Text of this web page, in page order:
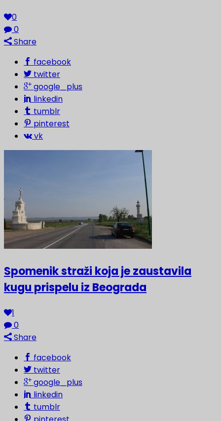
0
0
Share
facebook
twitter
google_plus
linkedin
tumblr
pinterest
vk
Spomenik straži koja je zaustavila
kugu prispelu iz Beograda
1
0
Share
facebook
twitter
google_plus
linkedin
tumblr